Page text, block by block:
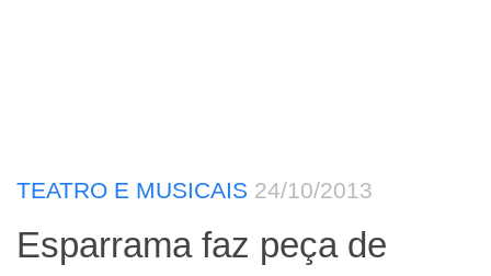
TEATRO E MUSICAIS 24/10/2013
Esparrama faz peça de